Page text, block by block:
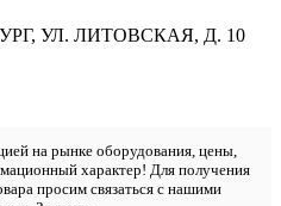
УЛ. ЛИТОВСКАЯ, Д. 10
на рынке оборудования, цены,
характер! Для получения
просим связаться с нашими